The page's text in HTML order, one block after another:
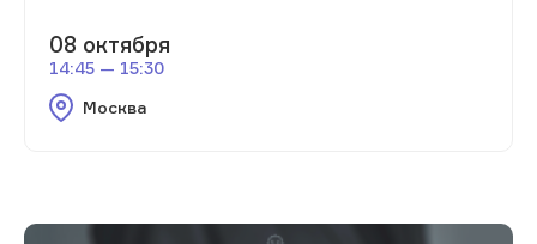
08 октября
14:45 — 15:30
Москва